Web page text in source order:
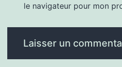
le navigateur pour mon